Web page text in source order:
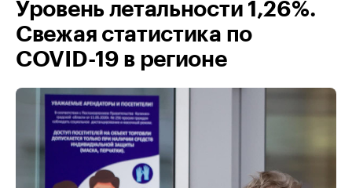
Уровень летальности 1,26%.
Свежая статистика по
COVID-19 в регионе